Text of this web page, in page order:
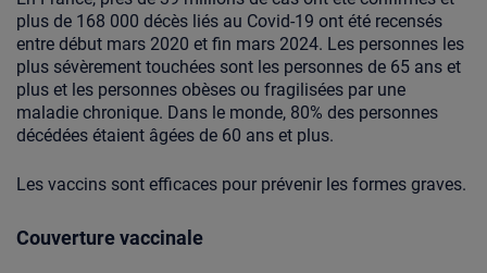
plus de 168 000 décès liés au Covid-19 ont été recensés
entre début mars 2020 et fin mars 2024. Les personnes les
plus sévèrement touchées sont les personnes de 65 ans et
plus et les personnes obèses ou fragilisées par une
maladie chronique. Dans le monde, 80% des personnes
décédées étaient âgées de 60 ans et plus.
Les vaccins sont efficaces pour prévenir les formes graves.
Couverture vaccinale